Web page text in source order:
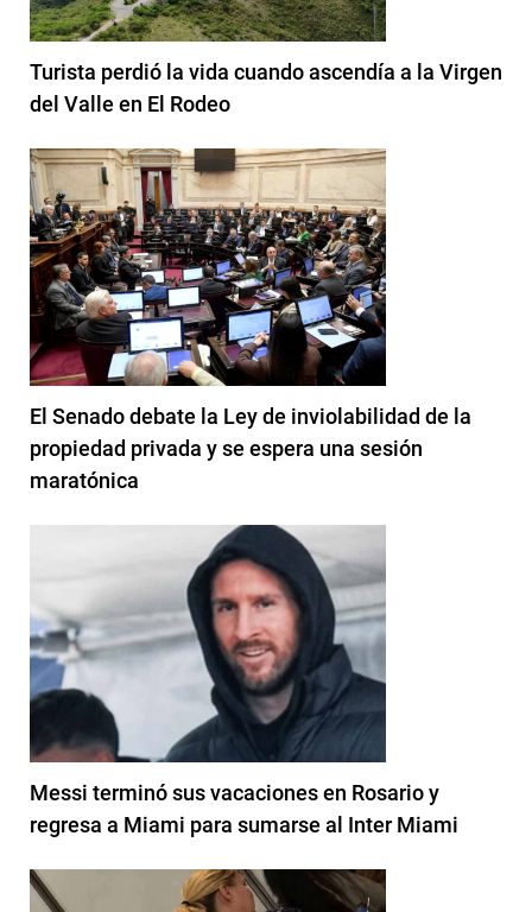
Turista perdió la vida cuando ascendía a la Virgen
del Valle en El Rodeo
El Senado debate la Ley de inviolabilidad de la
propiedad privada y se espera una sesión
maratónica
Messi terminó sus vacaciones en Rosario y
regresa a Miami para sumarse al Inter Miami